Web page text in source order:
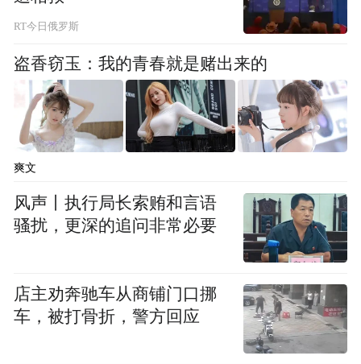
RT今日俄罗斯
盗香窃玉：我的青春就是赌出来的
爽文
风声丨执行局长索贿和言语
骚扰，更深的追问非常必要
店主劝奔驰车从商铺门口挪
车，被打骨折，警方回应